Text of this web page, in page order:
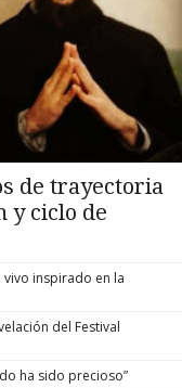
de trayectoria
y ciclo de
vivo inspirado en la
del Festival
ha sido precioso”